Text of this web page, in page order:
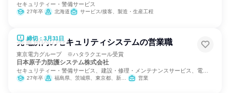
セキュリティー・警備サービス
27年卒 北海道 サービス/接客、製造・生産工程
締切：3月31日
発電所内のセキュリティシステムの営業職
東京電力グループ ※ハタラクエール受賞
日本原子力防護システム株式会社
セキュリティー・警備サービス、建設・修理・メンテナンスサービス、電
力・ガス・水道・エネルギー
27年卒 福島県、茨城県、東京都、新潟県、福井県、静岡県 営業